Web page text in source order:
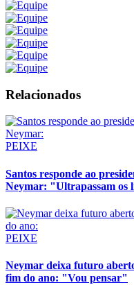
Relacionados
PEIXE
Santos responde ao
Neymar: "Ultrapassam os
PEIXE
Neymar deixa futuro
fim do ano: "Vou pensar"